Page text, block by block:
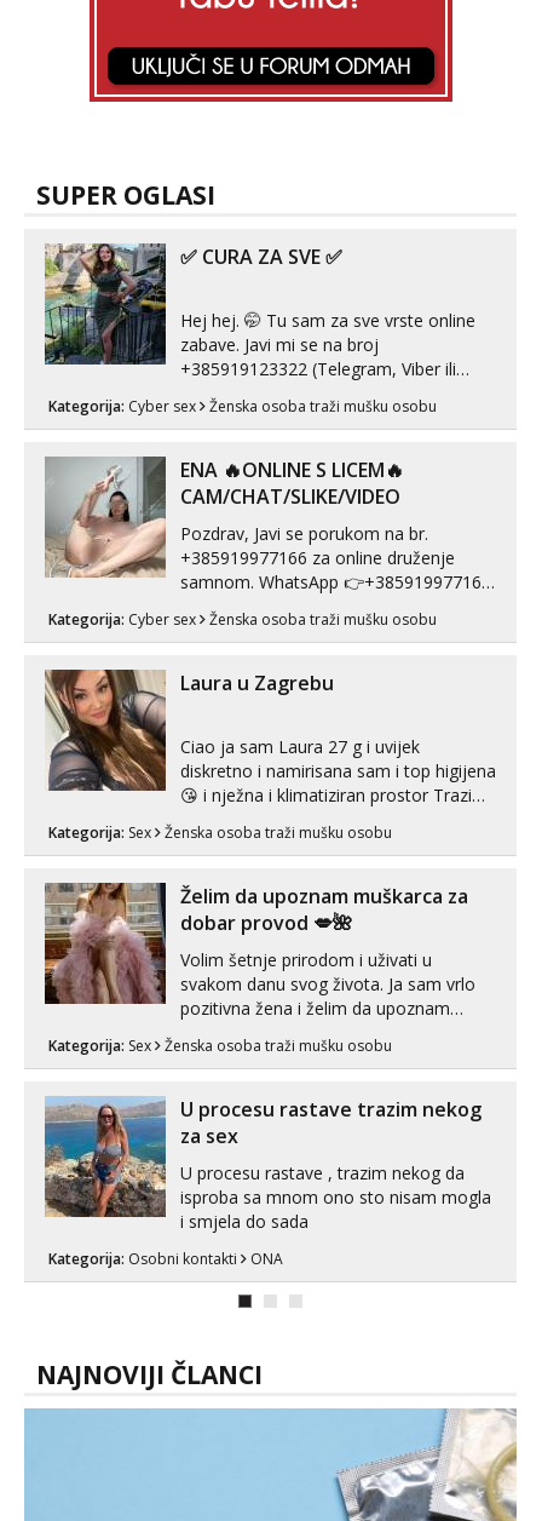
SUPER OGLASI
✅ CURA ZA SVE ✅
Hej hej. 🤭 Tu sam za sve vrste online
zabave. Javi mi se na broj
+385919123322 (Telegram, Viber ili
Whatsapp). 🤙 NE javljaj se na uzivo.
Hvala.
Kategorija: Cyber sex Ženska osoba traži mušku osobu
ENA 🔥ONLINE S LICEM🔥
CAM/CHAT/SLIKE/VIDEO
Pozdrav, Javi se porukom na br.
+385919977166 za online druženje
samnom. WhatsApp 👉+385919977166
Telegram 👉@enafriedrichkis Radim
videopozive s licem, solo i s partnerom,
kombinacije halteri, haljine, štikle,
samostojeće itd. Nudim svakakva videa
Kategorija: Cyber sex Ženska osoba traži mušku osobu
Laura u Zagrebu
Ciao ja sam Laura 27 g i uvijek
diskretno i namirisana sam i top higijena
😘 i nježna i klimatiziran prostor Trazim
Pusenje i gutanje sperme Erotsko rublje
tijelu Iskljucivo neradim analni !!! I
neljubim se Wha...
Kategorija: Sex Ženska osoba traži mušku osobu
Želim da upoznam muškarca za
dobar provod 💋🌺
Volim šetnje prirodom i uživati u
svakom danu svog života. Ja sam vrlo
pozitivna žena i želim da upoznam
može i nešto više.💋🌺 Klikni na link
Kategorija: Sex Ženska osoba traži mušku osobu
U procesu rastave trazim nekog
za sex
U procesu rastave , trazim nekog da
isproba sa mnom ono sto nisam mogla
i smjela do sada
Kategorija: Osobni kontakti ONA
NAJNOVIJI ČLANCI